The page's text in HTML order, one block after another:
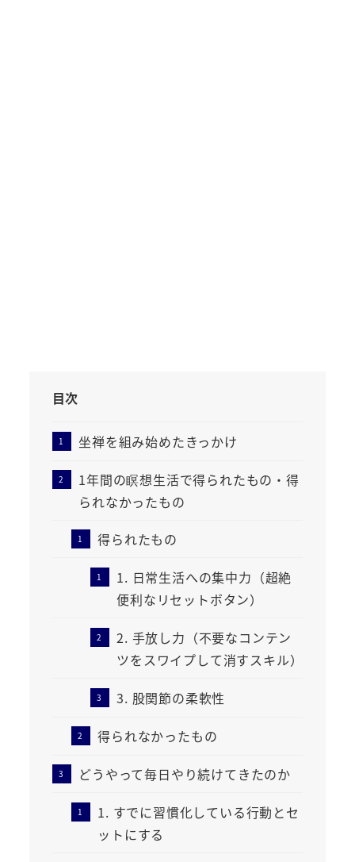
目次
坐禅を組み始めたきっかけ
1年間の瞑想生活で得られたもの・得
られなかったもの
得られたもの
1. 日常生活への集中力（超絶
便利なリセットボタン）
2. 手放し力（不要なコンテン
ツをスワイプして消すスキル）
3. 股関節の柔軟性
得られなかったもの
どうやって毎日やり続けてきたのか
1. すでに習慣化している行動とセ
ットにする